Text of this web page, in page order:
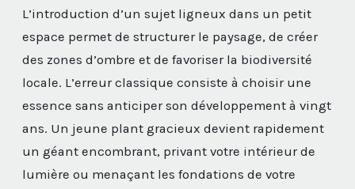
L’introduction d’un sujet ligneux dans un petit
espace permet de structurer le paysage, de créer
des zones d’ombre et de favoriser la biodiversité
locale. L’erreur classique consiste à choisir une
essence sans anticiper son développement à vingt
ans. Un jeune plant gracieux devient rapidement
un géant encombrant, privant votre intérieur de
lumière ou menaçant les fondations de votre